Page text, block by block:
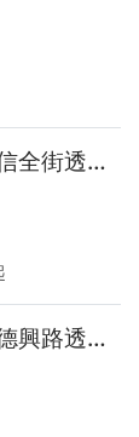
透天36.6
透天32.7